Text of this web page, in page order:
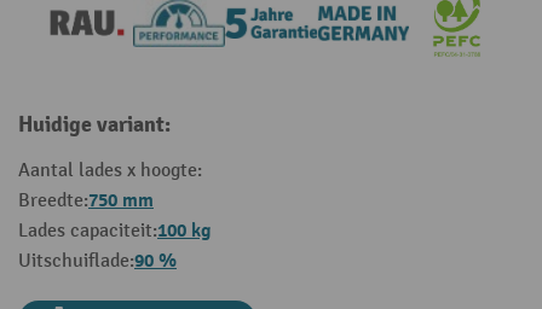
Huidige variant:
Aantal lades x hoogte:
Breedte:750 mm
Lades capaciteit:100 kg
Uitschuiflade:90 %